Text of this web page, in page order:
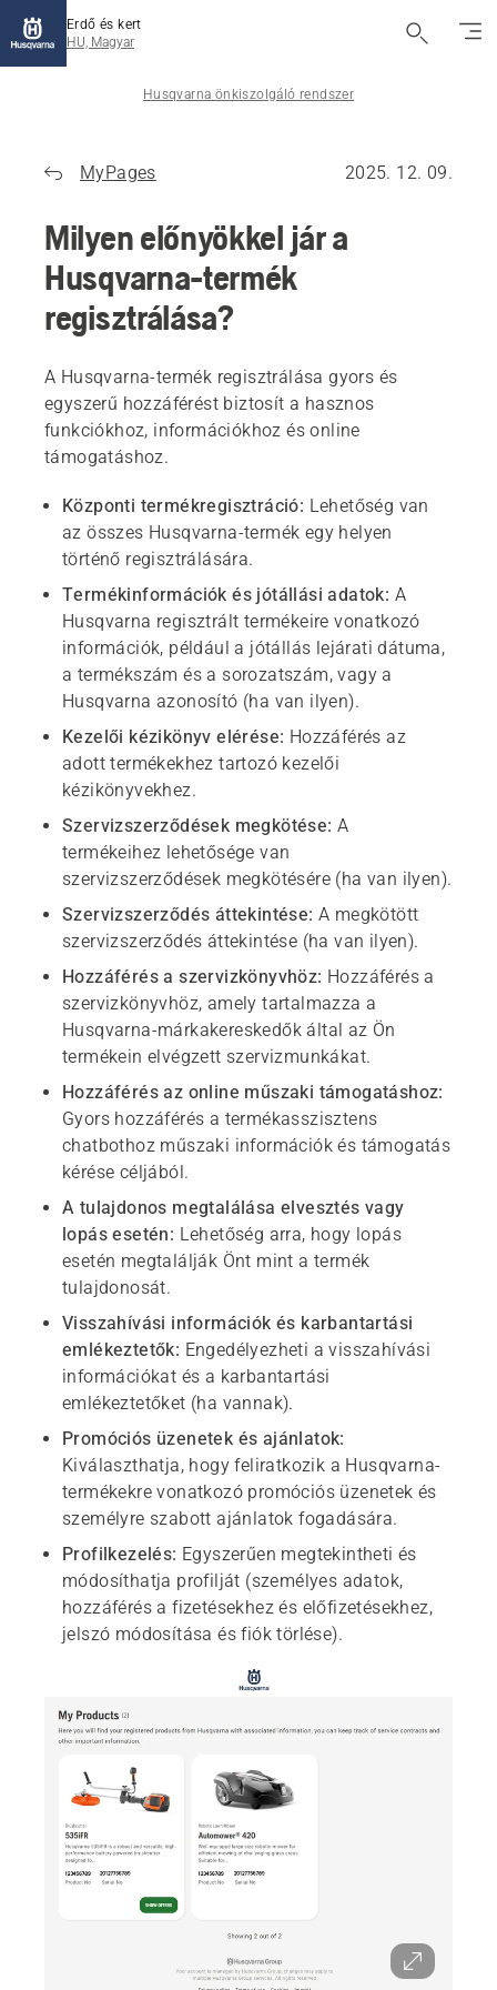
Erdő és kert
HU, Magyar
Husqvarna önkiszolgáló rendszer
MyPages 2025. 12. 09.
Milyen előnyökkel jár a
Husqvarna-termék
regisztrálása?
A Husqvarna-termék regisztrálása gyors és
egyszerű hozzáférést biztosít a hasznos
funkciókhoz, információkhoz és online
támogatáshoz.
Központi termékregisztráció: Lehetőség van
az összes Husqvarna-termék egy helyen
történő regisztrálására.
Termékinformációk és jótállási adatok: A
Husqvarna regisztrált termékeire vonatkozó
információk, például a jótállás lejárati dátuma,
a termékszám és a sorozatszám, vagy a
Husqvarna azonosító (ha van ilyen).
Kezelői kézikönyv elérése: Hozzáférés az
adott termékekhez tartozó kezelői
kézikönyvekhez.
Szervizszerződések megkötése: A
termékeihez lehetősége van
szervizszerződések megkötésére (ha van ilyen).
Szervizszerződés áttekintése: A megkötött
szervizszerződés áttekintése (ha van ilyen).
Hozzáférés a szervizkönyvhöz: Hozzáférés a
szervizkönyvhöz, amely tartalmazza a
Husqvarna-márkakereskedők által az Ön
termékein elvégzett szervizmunkákat.
Hozzáférés az online műszaki támogatáshoz:
Gyors hozzáférés a termékasszisztens
chatbothoz műszaki információk és támogatás
kérése céljából.
A tulajdonos megtalálása elvesztés vagy
lopás esetén: Lehetőség arra, hogy lopás
esetén megtalálják Önt mint a termék
tulajdonosát.
Visszahívási információk és karbantartási
emlékeztetők: Engedélyezheti a visszahívási
információkat és a karbantartási
emlékeztetőket (ha vannak).
Promóciós üzenetek és ajánlatok:
Kiválaszthatja, hogy feliratkozik a Husqvarna-
termékekre vonatkozó promóciós üzenetek és
személyre szabott ajánlatok fogadására.
Profilkezelés: Egyszerűen megtekintheti és
módosíthatja profilját (személyes adatok,
hozzáférés a fizetésekhez és előfizetésekhez,
jelszó módosítása és fiók törlése).